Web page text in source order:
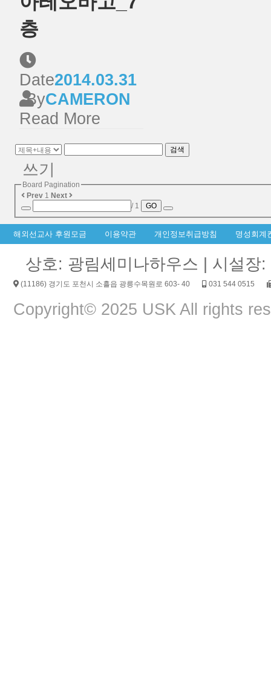
층
Date2014.03.31
ByCAMERON
Read More
검색
쓰기
Board Pagination
Prev 1 Next
/ 1
GO
해외선교사 후원모금 이용약관 개인정보취급방침 명성회계
상호: 광림세미나하우스 | 시설
(11186) 경기도 포천시 소흘읍 광릉수목원로 603- 40 031 544 0515
Copyright© 2025 USK All rights